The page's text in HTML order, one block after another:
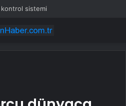
kontrol sistemi